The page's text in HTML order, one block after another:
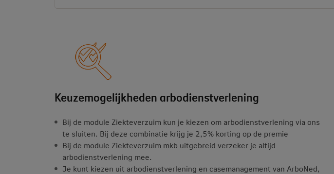
Keuzemogelijkheden arbodienstverlening
Bij de module Ziekteverzuim kun je kiezen om arbodienstverlening via ons
te sluiten. Bij deze combinatie krijg je 2,5% korting op de premie
Bij de module Ziekteverzuim mkb uitgebreid verzeker je altijd
arbodienstverlening mee.
Je kunt kiezen uit arbodienstverlening en casemanagement van ArboNed,